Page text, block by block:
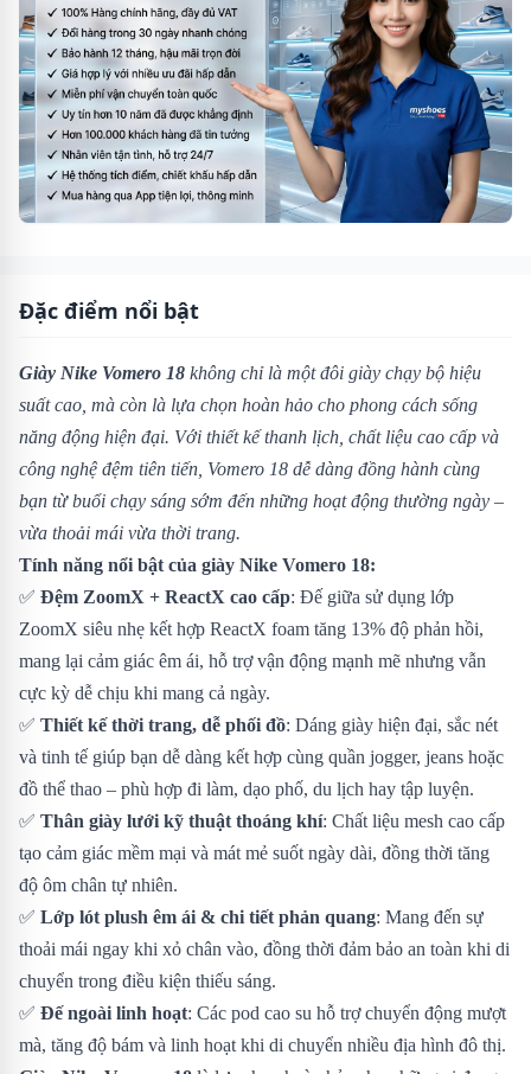
Đặc điểm nổi bật
Giày Nike Vomero 18 không chỉ là một đôi giày chạy bộ hiệu
suất cao, mà còn là lựa chọn hoàn hảo cho phong cách sống
năng động hiện đại. Với thiết kế thanh lịch, chất liệu cao cấp và
công nghệ đệm tiên tiến, Vomero 18 dễ dàng đồng hành cùng
bạn từ buổi chạy sáng sớm đến những hoạt động thường ngày –
vừa thoải mái vừa thời trang.
Tính năng nổi bật của giày Nike Vomero 18:
✅ Đệm ZoomX + ReactX cao cấp: Đế giữa sử dụng lớp
ZoomX siêu nhẹ kết hợp ReactX foam tăng 13% độ phản hồi,
mang lại cảm giác êm ái, hỗ trợ vận động mạnh mẽ nhưng vẫn
cực kỳ dễ chịu khi mang cả ngày.
✅ Thiết kế thời trang, dễ phối đồ: Dáng giày hiện đại, sắc nét
và tinh tế giúp bạn dễ dàng kết hợp cùng quần jogger, jeans hoặc
đồ thể thao – phù hợp đi làm, dạo phố, du lịch hay tập luyện.
✅ Thân giày lưới kỹ thuật thoáng khí: Chất liệu mesh cao cấp
tạo cảm giác mềm mại và mát mẻ suốt ngày dài, đồng thời tăng
độ ôm chân tự nhiên.
✅ Lớp lót plush êm ái & chi tiết phản quang: Mang đến sự
thoải mái ngay khi xỏ chân vào, đồng thời đảm bảo an toàn khi di
chuyển trong điều kiện thiếu sáng.
✅ Đế ngoài linh hoạt: Các pod cao su hỗ trợ chuyển động mượt
mà, tăng độ bám và linh hoạt khi di chuyển nhiều địa hình đô thị.